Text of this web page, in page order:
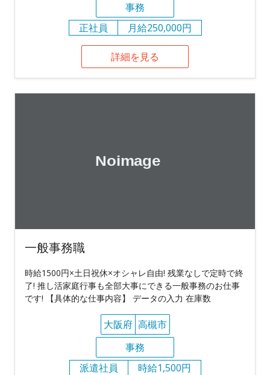
事務
正社員
月給250,000円
詳細を見る
一般事務職
時給1500円×土日祝休×オシャレ自由! 残業なしで定時で終
了! 推し活家庭行事も全部大事にできる一般事務のお仕事
です! 【具体的な仕事内容】 データの入力 在庫数
大阪府 高槻市
事務
派遣社員
時給1,500円